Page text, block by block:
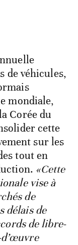
de véhicules,
mondiale,
Corée du
cette
sur les
tout en
«Cette
vise à
de
délais de
de libre-